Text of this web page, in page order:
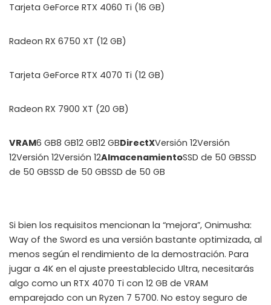
Tarjeta GeForce RTX 4060 Ti (16 GB)
Radeon RX 6750 XT (12 GB)
Tarjeta GeForce RTX 4070 Ti (12 GB)
Radeon RX 7900 XT (20 GB)
VRAM6 GB8 GB12 GB12 GBDirectXVersión 12Versión
12Versión 12Versión 12AlmacenamientoSSD de 50 GBSSD
de 50 GBSSD de 50 GBSSD de 50 GB
Si bien los requisitos mencionan la “mejora”, Onimusha:
Way of the Sword es una versión bastante optimizada, al
menos según el rendimiento de la demostración. Para
jugar a 4K en el ajuste preestablecido Ultra, necesitarás
algo como un RTX 4070 Ti con 12 GB de VRAM
emparejado con un Ryzen 7 5700. No estoy seguro de